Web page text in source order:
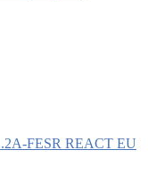
FESR REACT EU